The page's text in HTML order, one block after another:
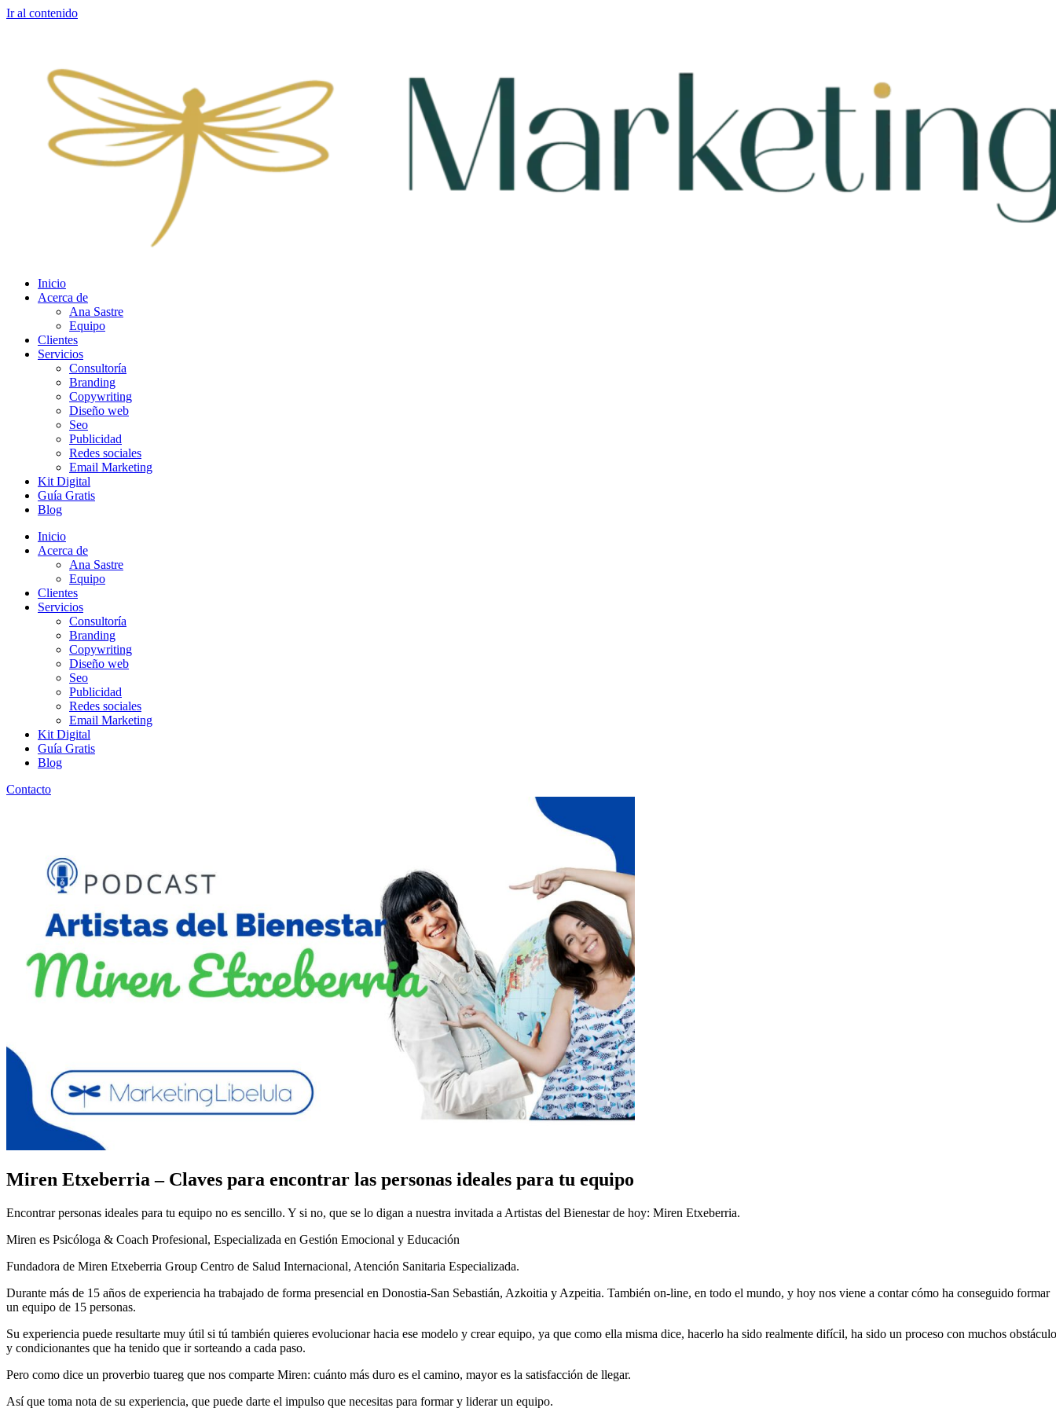
Ir al contenido
Inicio
Acerca de
Ana Sastre
Equipo
Clientes
Servicios
Consultoría
Branding
Copywriting
Diseño web
Seo
Publicidad
Redes sociales
Email Marketing
Kit Digital
Guía Gratis
Blog
Inicio
Acerca de
Ana Sastre
Equipo
Clientes
Servicios
Consultoría
Branding
Copywriting
Diseño web
Seo
Publicidad
Redes sociales
Email Marketing
Kit Digital
Guía Gratis
Blog
Contacto
Miren Etxeberria – Claves para encontrar las personas ideales para tu equipo
Encontrar personas ideales para tu equipo no es sencillo. Y si no, que se lo digan a nuestra invitada a Artistas del Bienestar de hoy: Miren Etxeberria.
Miren es Psicóloga & Coach Profesional, Especializada en Gestión Emocional y Educación
Fundadora de Miren Etxeberria Group Centro de Salud Internacional, Atención Sanitaria Especializada.
Durante más de 15 años de experiencia ha trabajado de forma presencial en Donostia-San Sebastián, Azkoitia y Azpeitia. También on-line, en todo el mundo, y hoy nos viene a contar cómo ha conseguido formar
un equipo de 15 personas.
Su experiencia puede resultarte muy útil si tú también quieres evolucionar hacia ese modelo y crear equipo, ya que como ella misma dice, hacerlo ha sido realmente difícil, ha sido un proceso con muchos
y condicionantes que ha tenido que ir sorteando a cada paso.
Pero como dice un proverbio tuareg que nos comparte Miren: cuánto más duro es el camino, mayor es la satisfacción de llegar.
Así que toma nota de su experiencia, que puede darte el impulso que necesitas para formar y liderar un equipo.